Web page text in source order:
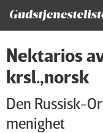
Nektarios
krsl.,norsk
Den Russisk-
menighet